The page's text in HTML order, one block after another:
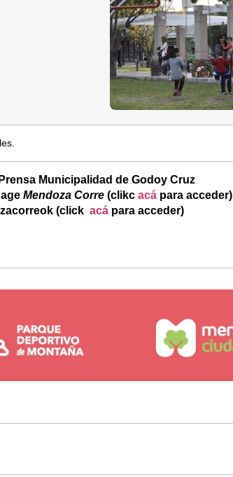
Municipalidad de Godoy Cruz
Mendoza Corre (clikc acá para acceder)
(click acá para acceder)